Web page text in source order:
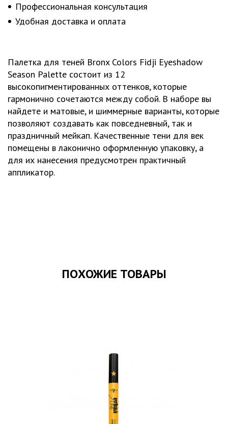
Палетка для теней Bronx Colors Fidji Eyeshadow
Season Palette состоит из 12
высокопигментированных оттенков, которые
гармонично сочетаются между собой. В наборе вы
найдете и матовые, и шиммерные варианты, которые
позволяют создавать как повседневный, так и
праздничный мейкап. Качественные тени для век
помещены в лаконично оформленную упаковку, а
для их нанесения предусмотрен практичный
аппликатор.
Профессиональная консультация
Удобная доставка и оплата
ПОХОЖИЕ ТОВАРЫ